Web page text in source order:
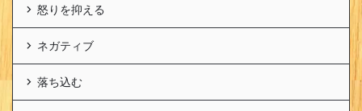
怒りを抑える
ネガティブ
落ち込む